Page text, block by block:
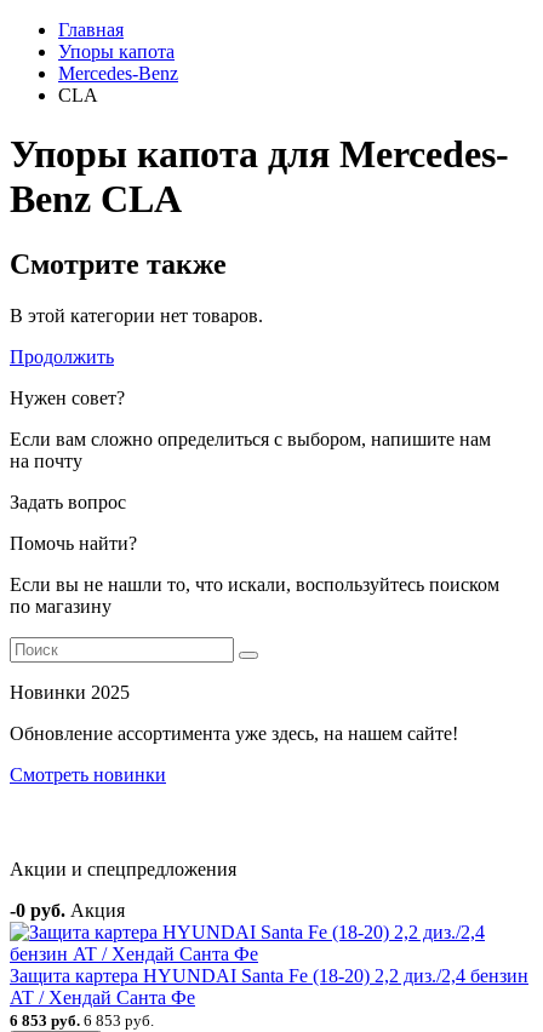
Главная
Упоры капота
Mercedes-Benz
CLA
Упоры капота для Mercedes-
Benz CLA
Смотрите также
В этой категории нет товаров.
Продолжить
Нужен совет?
Если вам сложно определиться с выбором, напишите нам
на почту
Задать вопрос
Помочь найти?
Если вы не нашли то, что искали, воспользуйтесь поиском
по магазину
Новинки 2025
Обновление ассортимента уже здесь, на нашем сайте!
Смотреть новинки
Акции и спецпредложения
-0 руб. Акция
Защита картера HYUNDAI Santa Fe (18-20) 2,2 диз./2,4 бензин
AT / Хендай Санта Фе
6 853 руб. 6 853 руб.